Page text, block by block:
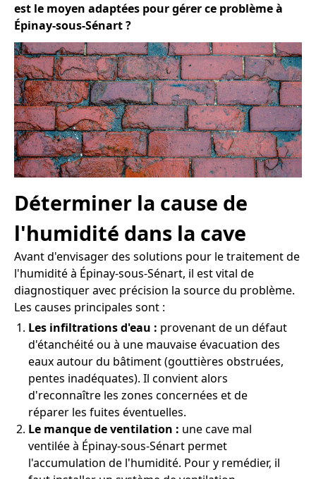
est le moyen adaptées pour gérer ce problème à
Épinay-sous-Sénart ?
Déterminer la cause de
l'humidité dans la cave
Avant d'envisager des solutions pour le traitement de
l'humidité à Épinay-sous-Sénart, il est vital de
diagnostiquer avec précision la source du problème.
Les causes principales sont :
Les infiltrations d'eau : provenant de un défaut
d'étanchéité ou à une mauvaise évacuation des
eaux autour du bâtiment (gouttières obstruées,
pentes inadéquates). Il convient alors
d'reconnaître les zones concernées et de
réparer les fuites éventuelles.
Le manque de ventilation : une cave mal
ventilée à Épinay-sous-Sénart permet
l'accumulation de l'humidité. Pour y remédier, il